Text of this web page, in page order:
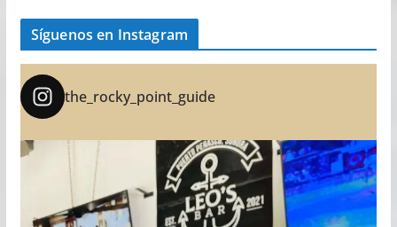
Síguenos en Instagram
the_rocky_point_guide